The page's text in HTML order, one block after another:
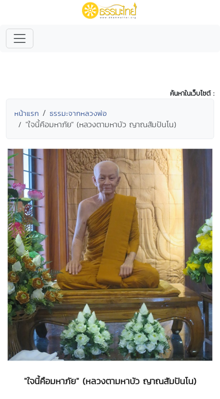
ค้นหาในเว็บไซต์ :
หน้าแรก ธรรมะจากหลวงพ่อ
"ใจนี้คือมหาภัย" (หลวงตามหาบัว ญาณสัมปันโน)
"ใจนี้คือมหาภัย" (หลวงตามหาบัว ญาณสัมปันโน)